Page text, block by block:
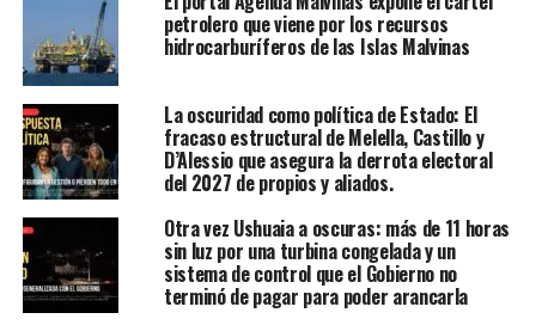
petrolero que viene por los recursos
hidrocarburíferos de las Islas Malvinas
La oscuridad como política de Estado: El
fracaso estructural de Melella, Castillo y
D’Alessio que asegura la derrota electoral
del 2027 de propios y aliados.
Otra vez Ushuaia a oscuras: más de 11 horas
sin luz por una turbina congelada y un
sistema de control que el Gobierno no
terminó de pagar para poder arancarla